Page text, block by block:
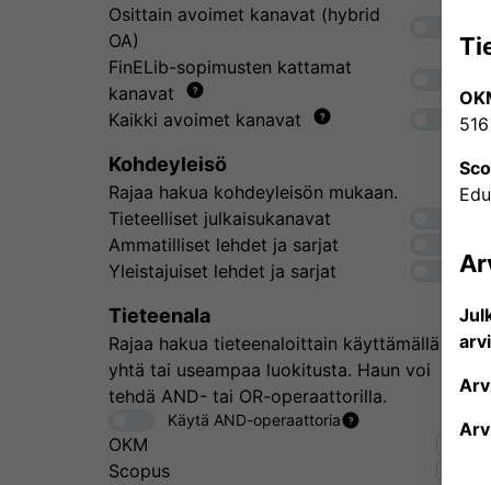
Osittain avoimet kanavat (hybrid
OA)
FinELib-sopimusten kattamat
kanavat
Kaikki avoimet kanavat
Kohdeyleisö
Rajaa hakua kohdeyleisön mukaan.
Tieteelliset julkaisukanavat
Ammatilliset lehdet ja sarjat
Yleistajuiset lehdet ja sarjat
Tieteenala
Rajaa hakua tieteenaloittain käyttämällä
yhtä tai useampaa luokitusta. Haun voi
tehdä AND- tai OR-operaattorilla.
Käytä AND-operaattoria
OKM
Scopus